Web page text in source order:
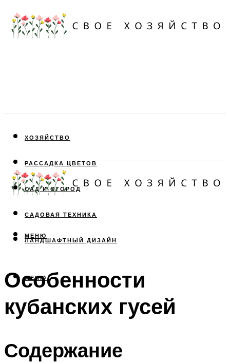
ХОЗЯЙСТВО
РАССАДКА ЦВЕТОВ
САД И ОГОРОД
САДОВАЯ ТЕХНИКА
ЛАНДШАФТНЫЙ ДИЗАЙН
МЕНЮ
МЕНЮ
Особенности
кубанских гусей
Содержание